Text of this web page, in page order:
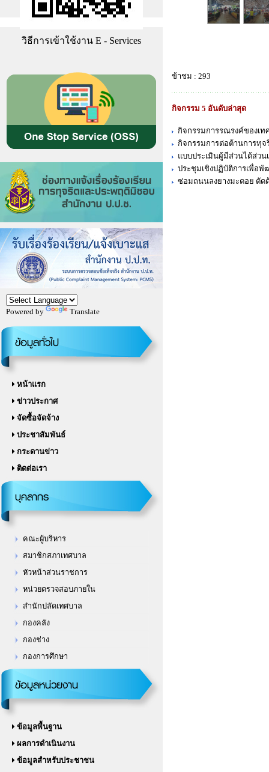
วิธีการเข้าใช้งาน E - Services
Powered by Translate
ข้อมูลทั่วไป
หน้าแรก
ข่าวประกาศ
จัดซื้อจัดจ้าง
ประชาสัมพันธ์
กระดานข่าว
ติดต่อเรา
บุคลากร
คณะผู้บริหาร
สมาชิกสภาเทศบาล
หัวหน้าส่วนราชการ
หน่วยตรวจสอบภายใน
สำนักปลัดเทศบาล
กองช่าง
กองการศึกษา
ข้อมูลหน่วยงาน
ข้อมูลพื้นฐาน
ผลการดำเนินงาน
ข้อมูลสำหรับประชาชน
ข้าชม : 293
กิจกรรม 5 อันดับล่าสุด
กิจกรรมการรณรงค์ของเท
กิจกรรมการต่อต้านการทุ
แบบประเมินผู้มีส่วนได้ส่วน
ประชุมเชิงปฏิบัติการเพื่อ
ซ่อมถนนลงยางมะตอย ตัด